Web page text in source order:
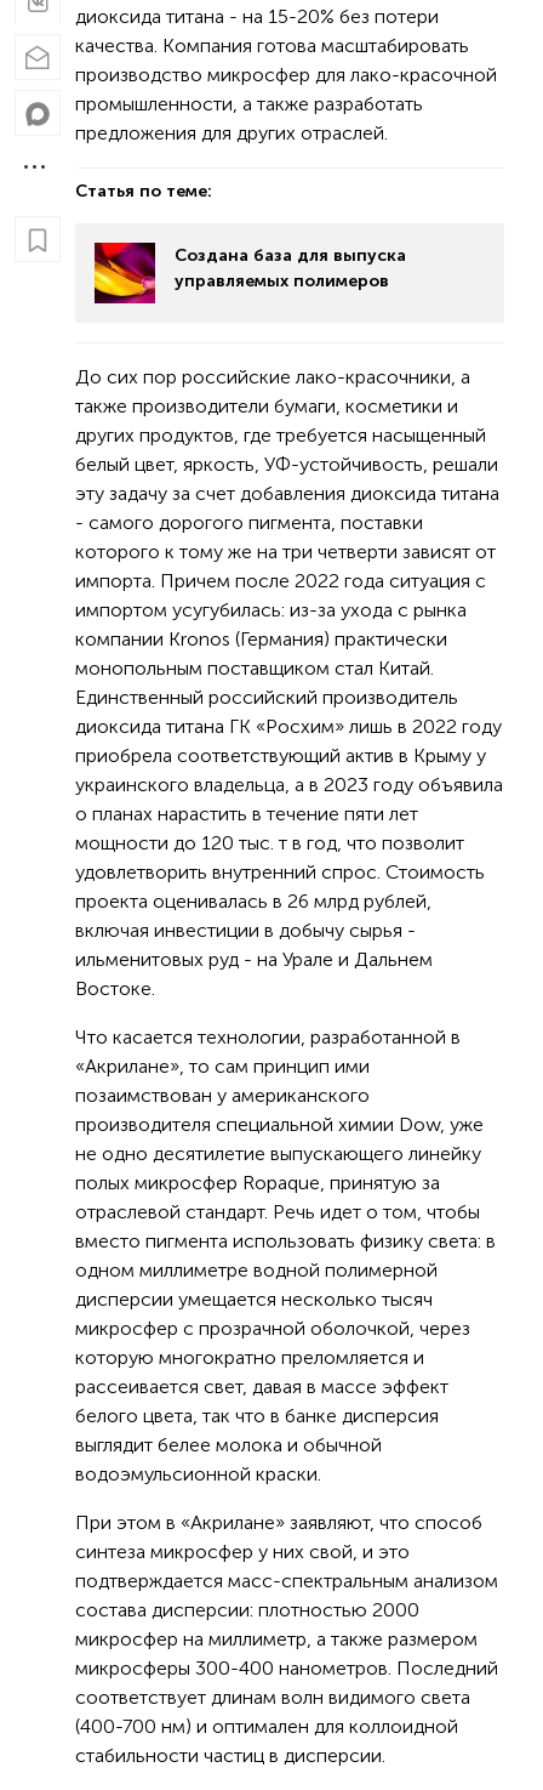
диоксида титана - на 15-20% без потери
качества. Компания готова масштабировать
производство микросфер для лако-красочной
промышленности, а также разработать
предложения для других отраслей.
Статья по теме:
Создана база для выпуска
управляемых полимеров
До сих пор российские лако-красочники, а
также производители бумаги, косметики и
других продуктов, где требуется насыщенный
белый цвет, яркость, УФ-устойчивость, решали
эту задачу за счет добавления диоксида титана
- самого дорогого пигмента, поставки
которого к тому же на три четверти зависят от
импорта. Причем после 2022 года ситуация с
импортом усугубилась: из-за ухода с рынка
компании Kronos (Германия) практически
монопольным поставщиком стал Китай.
Единственный российский производитель
диоксида титана ГК «Росхим» лишь в 2022 году
приобрела соответствующий актив в Крыму у
украинского владельца, а в 2023 году объявила
о планах нарастить в течение пяти лет
мощности до 120 тыс. т в год, что позволит
удовлетворить внутренний спрос. Стоимость
проекта оценивалась в 26 млрд рублей,
включая инвестиции в добычу сырья -
ильменитовых руд - на Урале и Дальнем
Востоке.
Что касается технологии, разработанной в
«Акрилане», то сам принцип ими
позаимствован у американского
производителя специальной химии Dow, уже
не одно десятилетие выпускающего линейку
полых микросфер Ropaque, принятую за
отраслевой стандарт. Речь идет о том, чтобы
вместо пигмента использовать физику света: в
одном миллиметре водной полимерной
дисперсии умещается несколько тысяч
микросфер с прозрачной оболочкой, через
которую многократно преломляется и
рассеивается свет, давая в массе эффект
белого цвета, так что в банке дисперсия
выглядит белее молока и обычной
водоэмульсионной краски.
При этом в «Акрилане» заявляют, что способ
синтеза микросфер у них свой, и это
подтверждается масс-спектральным анализом
состава дисперсии: плотностью 2000
микросфер на миллиметр, а также размером
микросферы 300-400 нанометров. Последний
соответствует длинам волн видимого света
(400-700 нм) и оптимален для коллоидной
стабильности частиц в дисперсии.